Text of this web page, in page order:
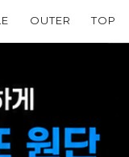
OUTER TOP